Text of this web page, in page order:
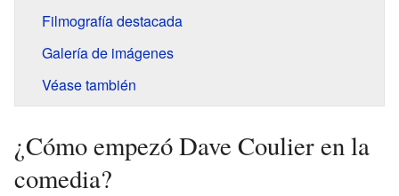
Filmografía destacada
Galería de imágenes
Véase también
¿Cómo empezó Dave Coulier en la
comedia?